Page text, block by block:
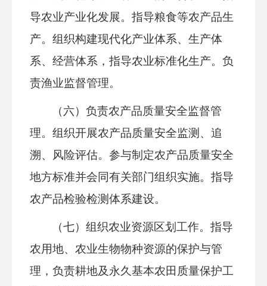
导农业产业化发展。指导粮食等农产品生
产。组织构建现代化产业体系、生产体
系、经营体系，指导农业标准化生产。负
责渔业监督管理。
（六）负责农产品质量安全监督管
理。组织开展农产品质量安全监测、追
溯、风险评估。参与制定农产品质量安全
地方标准并会同有关部门组织实施。指导
农产品检验检测体系建设。
（七）组织农业资源区划工作。指导
农用地、农业生物物种资源的保护与管
理，负责耕地及永久基本农田质量保护工